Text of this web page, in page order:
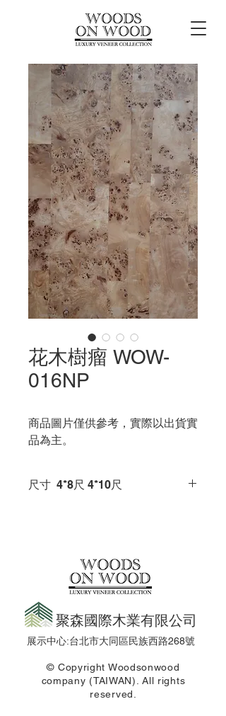
花木樹瘤 WOW-
016NP
商品圖片僅供參考，實際以出貨實
品為主。
尺寸 4*8尺 4*10尺
聚森國際木業有限公司
展示中心:台北市大同區民族西路268號
© Copyright Woodsonwood
company (TAIWAN). All rights
reserved.